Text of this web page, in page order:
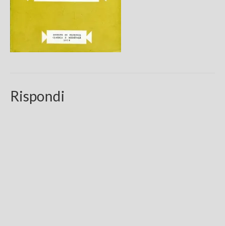
Rispondi